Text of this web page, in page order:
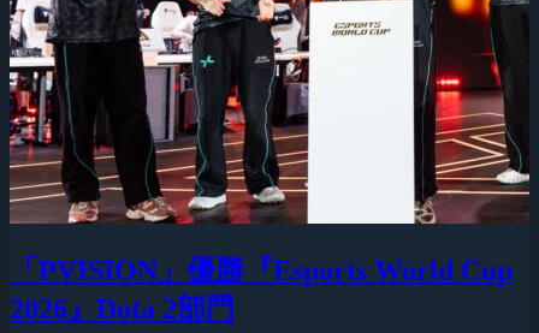
「PVISION」優勝『Esports World Cup
2026』Dota 2部門